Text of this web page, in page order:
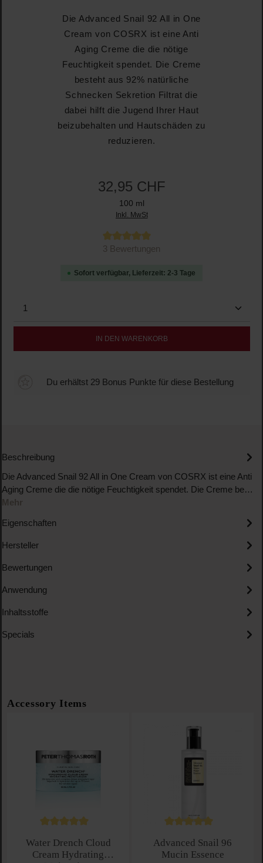
Die Advanced Snail 92 All in One
Cream von COSRX ist eine Anti
Aging Creme die die nötige
Feuchtigkeit spendet. Die Creme
besteht aus 92% natürliche
Schnecken Sekretion Filtrat die
dabei hilft die Jugend Ihrer Haut
beizubehalten und Hautschäden zu
reduzieren.
32,95 CHF
100 ml
Inkl. MwSt
Durchschnittliche Bewertung von 5 von 5 Sternen
3 Bewertungen
Sofort verfügbar, Lieferzeit: 2-3 Tage
Produkt Anzahl: Gib den gewünschten Wert ein
IN DEN WARENKORB
Du erhältst 29 Bonus Punkte für diese Bestellung
Beschreibung
Die Advanced Snail 92 All in One Cream von COSRX ist eine Anti
Aging Creme die die nötige Feuchtigkeit spendet. Die Creme be…
Mehr
Eigenschaften
Hersteller
Bewertungen
Anwendung
Inhaltsstoffe
Specials
Produktgalerie überspringen
Accessory Items
Water Drench Cloud
Cream Hydrating
Advanced Snail 96
Mucin Essence